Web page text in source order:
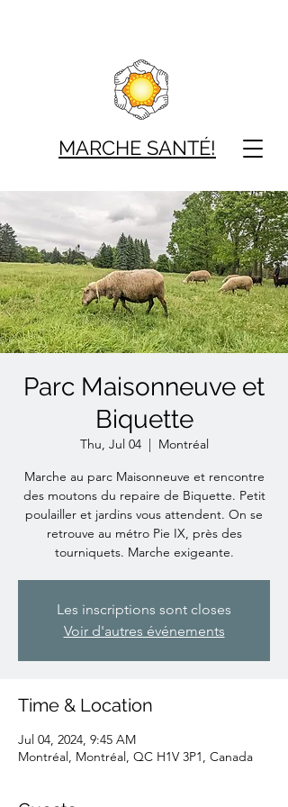
MARCHE SANTÉ!
Parc Maisonneuve et
Biquette
Thu, Jul 04
  |
Montréal
Marche au parc Maisonneuve et rencontre
des moutons du repaire de Biquette. Petit
poulailler et jardins vous attendent. On se
retrouve au métro Pie IX, près des
tourniquets. Marche exigeante.
Les inscriptions sont closes
Voir d'autres événements
Time & Location
Jul 04, 2024, 9:45 AM
Montréal, Montréal, QC H1V 3P1, Canada